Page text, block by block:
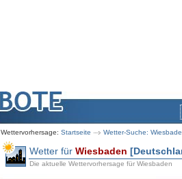
Wettervorhersage: Startseite Wetter-Suche:
Wetter für Wiesbaden
Die aktuelle Wettervorhersage für Wiesbaden